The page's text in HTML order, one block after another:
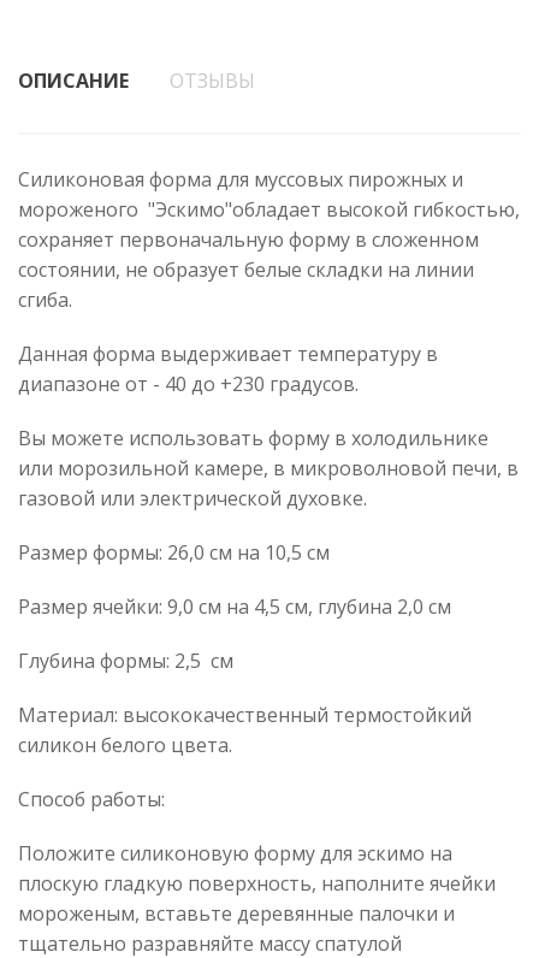
ОПИСАНИЕ ОТЗЫВЫ
Силиконовая форма для муссовых пирожных и
мороженого "Эскимо"обладает высокой гибкостью,
сохраняет первоначальную форму в сложенном
состоянии, не образует белые складки на линии
сгиба.
Данная форма выдерживает температуру в
диапазоне от - 40 до +230 градусов.
Вы можете использовать форму в холодильнике
или морозильной камере, в микроволновой печи, в
газовой или электрической духовке.
Размер формы: 26,0 см на 10,5 см
Размер ячейки: 9,0 см на 4,5 см, глубина 2,0 см
Глубина формы: 2,5 см
Материал: высококачественный термостойкий
силикон белого цвета.
Способ работы:
Положите силиконовую форму для эскимо на
плоскую гладкую поверхность, наполните ячейки
мороженым, вставьте деревянные палочки и
тщательно разравняйте массу спатулой